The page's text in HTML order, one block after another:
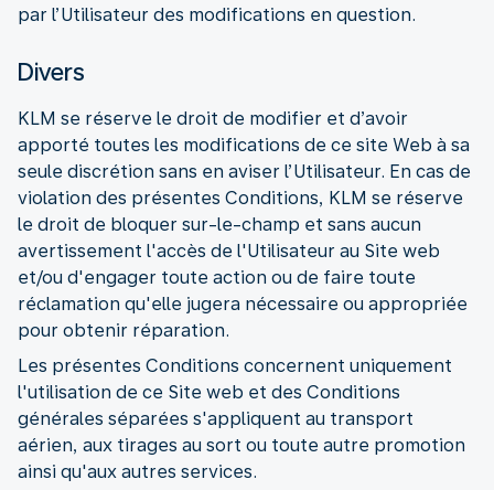
par l’Utilisateur des modifications en question.
Divers
KLM se réserve le droit de modifier et d’avoir
apporté toutes les modifications de ce site Web à sa
seule discrétion sans en aviser l’Utilisateur. En cas de
violation des présentes Conditions, KLM se réserve
le droit de bloquer sur-le-champ et sans aucun
avertissement l'accès de l'Utilisateur au Site web
et/ou d'engager toute action ou de faire toute
réclamation qu'elle jugera nécessaire ou appropriée
pour obtenir réparation.
Les présentes Conditions concernent uniquement
l'utilisation de ce Site web et des Conditions
générales séparées s'appliquent au transport
aérien, aux tirages au sort ou toute autre promotion
ainsi qu'aux autres services.